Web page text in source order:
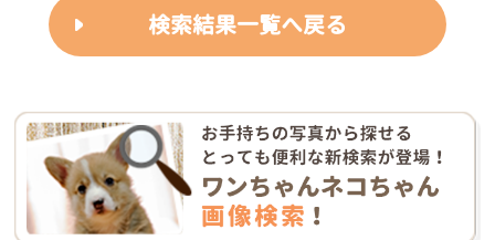
検索結果一覧へ戻る